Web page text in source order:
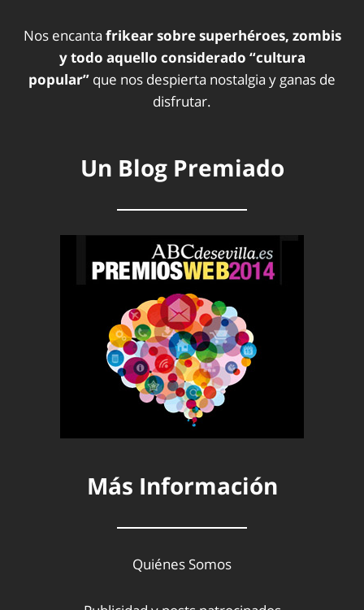
Nos encanta frikear sobre superhéroes, zombis
y todo aquello considerado “cultura
popular” que nos despierta nostalgia y ganas de
disfrutar.
Un Blog Premiado
Más Información
Quiénes Somos